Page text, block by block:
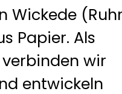
Wickede
Papier. Als
wir
entwickeln